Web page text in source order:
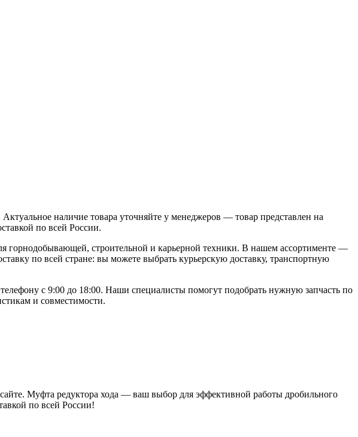
наличие товара уточняйте у менеджеров — товар представлен на
по всей России.
горнодобывающей, строительной и карьерной техники. В нашем ассортименте —
по всей стране: вы можете выбрать курьерскую доставку, транспортную
с 9:00 до 18:00. Наши специалисты помогут подобрать нужную запчасть по
и совместимости.
Муфта редуктора хода — ваш выбор для эффективной работы дробильного
по всей России!